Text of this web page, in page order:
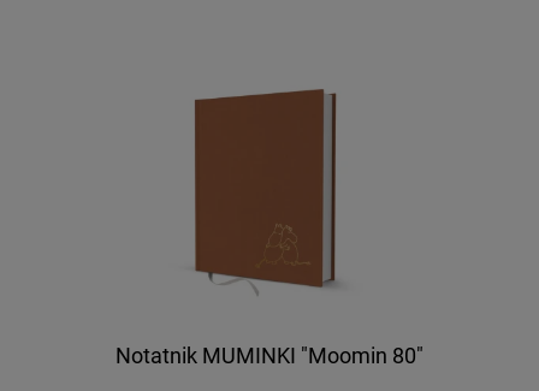
Notatnik MUMINKI "Moomin 80"